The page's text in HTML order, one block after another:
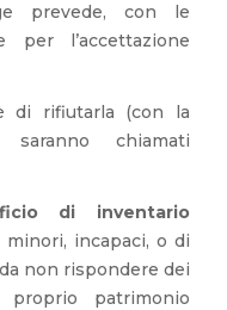
prevede, con le
per l’accettazione
di rifiutarla (con la
chiamati
di inventario
incapaci, o di
non rispondere dei
patrimonio